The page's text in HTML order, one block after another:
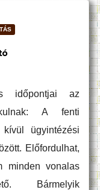
időpontjai az
A fenti
kívül ügyintézési
Előfordulhat,
minden vonalas
Bármelyik